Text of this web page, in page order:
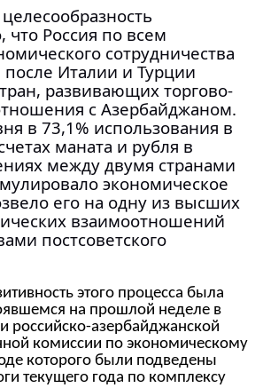
что Россия по всем
сотрудничества
Италии и Турции
развивающих торгово-
с Азербайджаном.
в 73,1% использования в
маната и рубля в
между двумя странами
экономическое
его на одну из высших
взаимоотношений
постсоветского
этого процесса была
на прошлой неделе в
российско-азербайджанской
комиссии по экономическому
которого были подведены
текущего года по комплексу